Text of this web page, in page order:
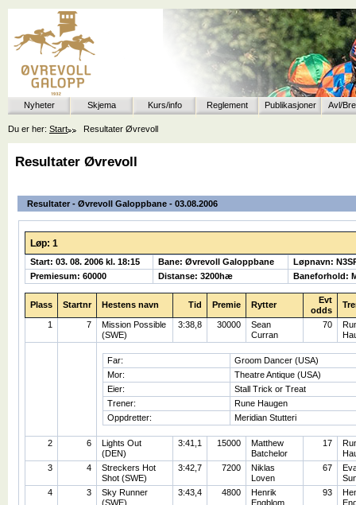
Nyheter Skjema Kurs/info Reglement Publikasjoner Avl/
Du er her: Start Resultater Øvrevoll
Resultater Øvrevoll
Resultater - Øvrevoll Galoppbane - 03.08.2006
Løp: 1
Start: 03. 08. 2006 kl. 18:15 Bane: Øvrevoll Galoppbane
Løpnavn:
Premiesum: 60000
Distanse: 3200hæ Baneforhold:
Plass Startnr Hestens navn Tid Premie Rytter
Evt
odds
1 7
Mission Possible
(SWE)
3:38,8 30000
Sean
Curran
70
Far:
Groom Dancer (USA)
Mor:
Theatre Antique (USA)
Eier:
Stall Trick or Treat
Trener:
Rune Haugen
Oppdretter:
Meridian Stutteri
2 6
Lights Out
(DEN)
3:41,1 15000
Matthew
Batchelor
17
3
4
Streckers Hot
Shot (SWE)
3:42,7 7200
Niklas
Loven
67
4
3
Sky Runner
(SWE)
3:43,4 4800
Henrik
Engblom
93